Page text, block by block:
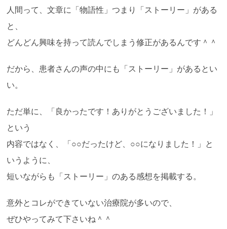
人間って、文章に「物語性」つまり「ストーリー」がある
と、
どんどん興味を持って読んでしまう修正があるんです＾＾
だから、患者さんの声の中にも「ストーリー」があるとい
い。
ただ単に、「良かったです！ありがとうございました！」
という
内容ではなく、「○○だったけど、○○になりました！」と
いうように、
短いながらも「ストーリー」のある感想を掲載する。
意外とコレができていない治療院が多いので、
ぜひやってみて下さいね＾＾